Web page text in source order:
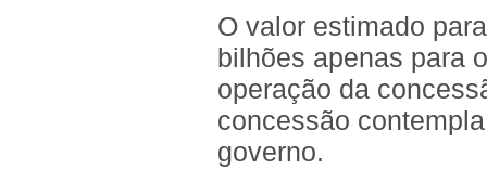
O valor estimado
bilhões apenas para
operação da
concessão
governo.